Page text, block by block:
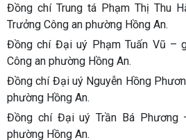
Đồng chí Trung tá Phạm Thị Thu
Trưởng Công an phường Hồng An.
Đồng chí Đại uý Phạm Tuấn Vũ –
Công an phường Hồng An.
Đồng chí Đại uý Nguyễn Hồng
phường Hồng An.
Đồng chí Đại uý Trần Bá Phương
phường Hồng An.